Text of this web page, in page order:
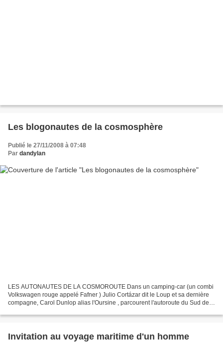
Les blogonautes de la cosmosphère
Publié le 27/11/2008 à 07:48
Par dandylan
LES AUTONAUTES DE LA COSMOROUTE Dans un camping-car (un combi
Volkswagen rouge appelé Fafner ) Julio Cortázar dit le Loup et sa dernière
compagne, Carol Dunlop alias l'Oursine , parcourent l'autoroute du Sud de
Invitation au voyage maritime d'un homme